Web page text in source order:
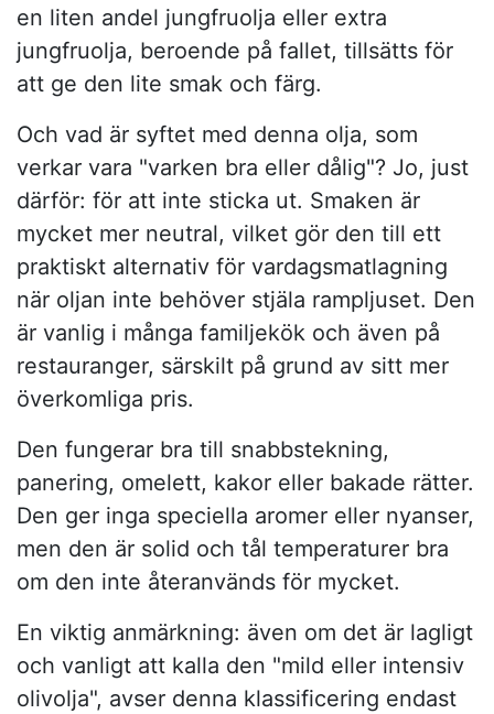
en liten andel jungfruolja eller extra
jungfruolja, beroende på fallet, tillsätts för
att ge den lite smak och färg.
Och vad är syftet med denna olja, som
verkar vara "varken bra eller dålig"? Jo, just
därför: för att inte sticka ut. Smaken är
mycket mer neutral, vilket gör den till ett
praktiskt alternativ för vardagsmatlagning
när oljan inte behöver stjäla rampljuset. Den
är vanlig i många familjekök och även på
restauranger, särskilt på grund av sitt mer
överkomliga pris.
Den fungerar bra till snabbstekning,
panering, omelett, kakor eller bakade rätter.
Den ger inga speciella aromer eller nyanser,
men den är solid och tål temperaturer bra
om den inte återanvänds för mycket.
En viktig anmärkning: även om det är lagligt
och vanligt att kalla den "mild eller intensiv
olivolja", avser denna klassificering endast